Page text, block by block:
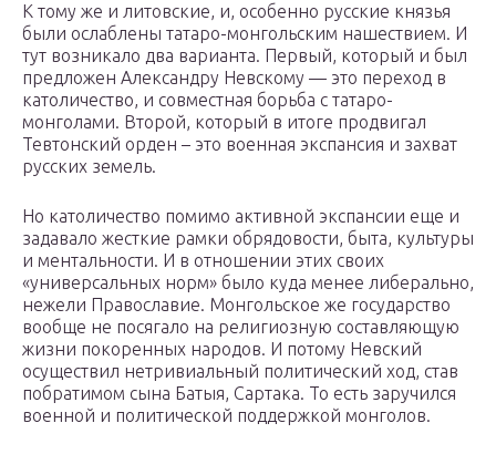
К тому же и литовские, и, особенно русские князья
были ослаблены татаро-монгольским нашествием. И
тут возникало два варианта. Первый, который и был
предложен Александру Невскому — это переход в
католичество, и совместная борьба с татаро-
монголами. Второй, который в итоге продвигал
Тевтонский орден – это военная экспансия и захват
русских земель.
Но католичество помимо активной экспансии еще и
задавало жесткие рамки обрядовости, быта, культуры
и ментальности. И в отношении этих своих
«универсальных норм» было куда менее либерально,
нежели Православие. Монгольское же государство
вообще не посягало на религиозную составляющую
жизни покоренных народов. И потому Невский
осуществил нетривиальный политический ход, став
побратимом сына Батыя, Сартака. То есть заручился
военной и политической поддержкой монголов.